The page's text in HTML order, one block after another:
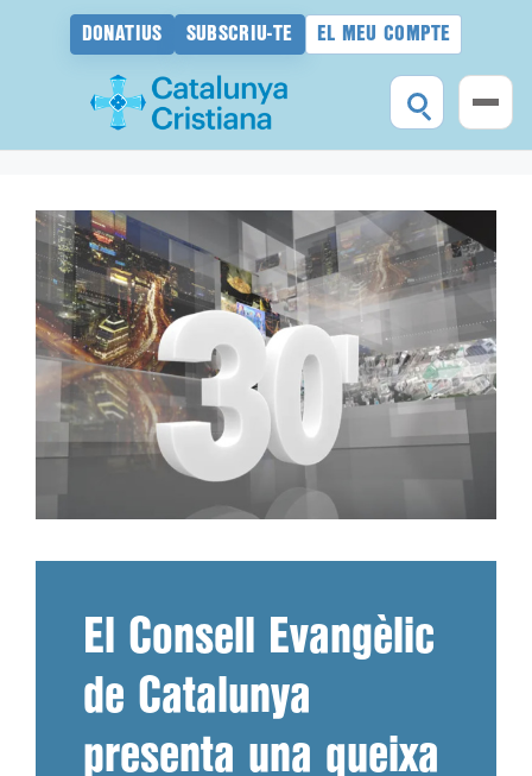
DONATIUS SUBSCRIU-TE EL MEU COMPTE
contingut
El Consell Evangèlic
de Catalunya
presenta una queixa